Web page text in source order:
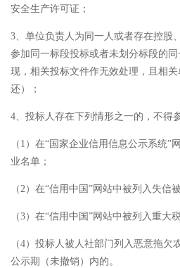
安全生产许可证；
3、单位负责人为同一人或者存在控股
参加同一标段投标或者未划分标段的
现，相关投标文件作无效处理，且相
还）；
4、投标人存在下列情形之一的，不得
（1）在“国家企业信用信息公示系统”
业名单；
（2）在“信用中国”网站中被列入失信
（3）在“信用中国”网站中被列入重大
（4）投标人被人社部门列入恶意拖欠
公示期（未撤销）内的。